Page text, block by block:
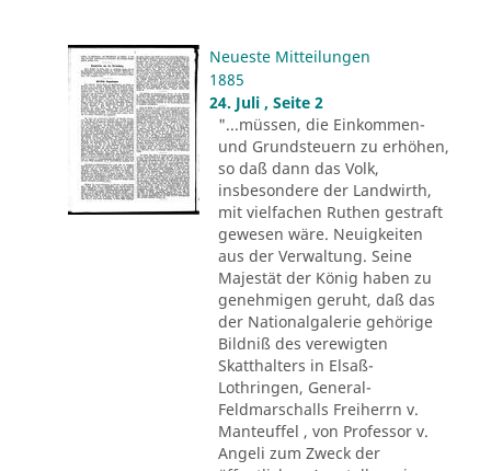
Neueste Mitteilungen
1885
24. Juli , Seite 2
"...müssen, die Einkommen-
und Grundsteuern zu erhöhen,
so daß dann das Volk,
insbesondere der Landwirth,
mit vielfachen Ruthen gestraft
gewesen wäre. Neuigkeiten
aus der Verwaltung. Seine
Majestät der König haben zu
genehmigen geruht, daß das
der Nationalgalerie gehörige
Bildniß des verewigten
Skatthalters in Elsaß-
Lothringen, General-
Feldmarschalls Freiherrn v.
Manteuffel , von Professor v.
Angeli zum Zweck der